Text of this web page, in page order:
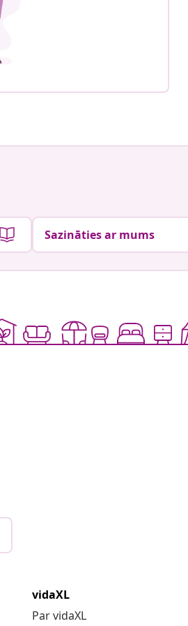
Sazināties ar mums
vidaXL
Par vidaXL